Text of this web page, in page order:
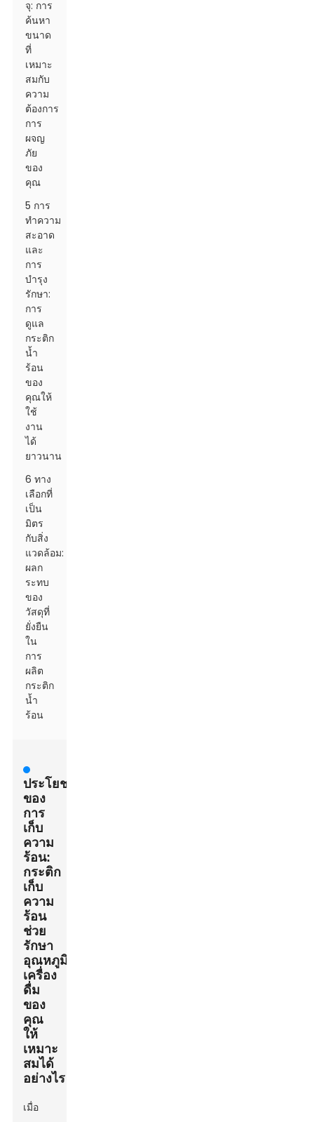
จุ: การ
ค้นหา
ขนาด
ที่
เหมาะ
สมกับ
ความ
ต้องการ
การ
ผจญ
ภัย
ของ
คุณ
5 การ
ทำความ
สะอาด
และ
การ
บำรุง
รักษา:
การ
ดูแล
กระติก
น้ำ
ร้อน
ของ
คุณให้
ใช้
งาน
ได้
ยาวนาน
6 ทาง
เลือกที่
เป็น
มิตร
กับสิ่ง
แวดล้อม:
ผลก
ระทบ
ของ
วัสดุที่
ยั่งยืน
ใน
การ
ผลิต
กระติก
น้ำ
ร้อน
ประโยชน์
ของ
การ
เก็บ
ความ
ร้อน:
กระติก
เก็บ
ความ
ร้อน
ช่วย
รักษา
อุณหภูมิ
เครื่อง
ดื่ม
ของ
คุณ
ให้
เหมาะ
สมได้
อย่างไร
เมื่อ